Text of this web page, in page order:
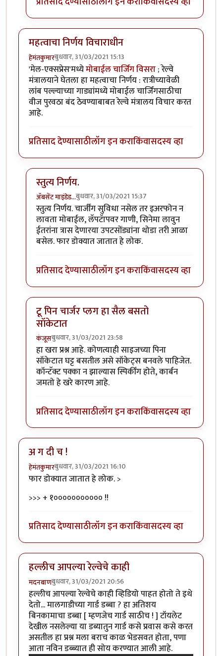
महत्वाचा निर्णय विचाराधीन
हेमंतकुमारबुधवार, 31/03/2021 15:13
'मेल-एक्सप्रेस'मध्येमोबाईल चार्जिंग विसरा; रेल्वे
मंत्रालयाने घेतला हा महत्वाचा निर्णय : रात्रीच्यावेळी
लांब पल्ल्याच्या गाड्यांमध्ये मोबाईल चार्जिंगसाठीचा
वीज पुरवठा बंद ठेवण्याबाबत रेल्वे मंत्रालय विचार करत
आहे.
प्रतिसाद देण्यासाठीलॉग इन कराकिंवासदस्य व्हा
स्तुत्य निर्णय.
ॲबसेंट माइंडेड…बुधवार, 31/03/2021 15:37
In reply toमहत्वाचा निर्णय विचाराधीनbyहेमंतकुमार
स्तुत्य निर्णय. चार्जींग सुविधा नसेल तर इअरफोन न
लावता मोबाईल, लॅपटॅापवर गाणी, सिनेमा लावुन
ईतरांना त्रास देणारया उपटसोंड्यांना थोडा तरी आळा
बसेल. फार डोक्यात जातात हे लोक.
प्रतिसाद देण्यासाठीलॉग इन कराकिंवासदस्य व्हा
टू पिन चार्जर प्लग हा सैल बसतो
सॉकेटात
कंजूसबुधवार, 31/03/2021 23:58
In reply toमहत्वाचा निर्णय विचाराधीनby
हा खरा प्रश्न आहे. कोणत्याही साइजच्या पिना
सॉकेटात घट्ट बसतील असे सॉकेट्स बनवले पाहिजेत.
कॉन्टॅक्ट पक्का न झाल्यास स्पिर्कींग होते, कार्बन
जमतो हे खरे कारण आहे.
प्रतिसाद देण्यासाठीलॉग इन कराकिंवासदस्य व्हा
अ ग दी च !
हेमंतकुमारबुधवार, 31/03/2021 16:10
फार डोक्यात जातात हे लोक. >
>>> + १००००००००००० !!
प्रतिसाद देण्यासाठीलॉग इन कराकिंवासदस्य व्हा
हल्लीच आपल्या रेल्वेचे काही
मदनबाणबुधवार, 31/03/2021 20:56
हल्लीच आपल्या रेल्वेचे काही व्हिडियो पाहत होतो ते इथे
देतो... मालगाडीच्या गार्ड डब्बा ? हा अतिशय
बिनकामाचा डब्बा [ म्हणजेच गार्ड साठीच ! ] टॉयलेट
देखील नसलेल्या या डब्यातुन गार्ड कसे प्रवास कसे करत
असतील हा प्रश्न मला बराच काळ भेडसवत होता, पणा
आता नविन डब्ब्यात ही सोय करण्यात आली आहे.